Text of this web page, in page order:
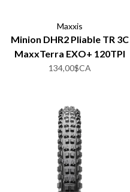
Maxxis
Minion DHR2 Pliable TR 3C
MaxxTerra EXO+ 120TPI
134,00$CA